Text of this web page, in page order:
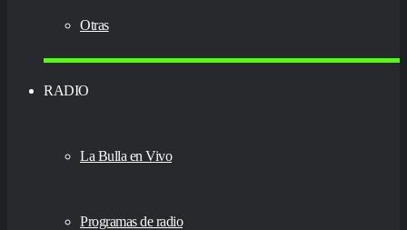
Otras
RADIO
La Bulla en Vivo
Programas de radio